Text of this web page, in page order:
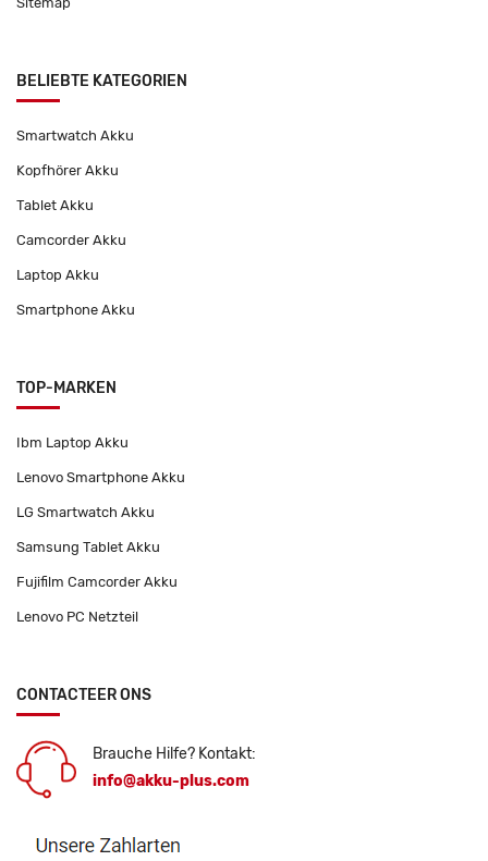
BELIEBTE KATEGORIEN
Smartwatch Akku
Kopfhörer Akku
Tablet Akku
Camcorder Akku
Laptop Akku
Smartphone Akku
TOP-MARKEN
Ibm Laptop Akku
Lenovo Smartphone Akku
LG Smartwatch Akku
Samsung Tablet Akku
Fujifilm Camcorder Akku
Lenovo PC Netzteil
CONTACTEER ONS
Brauche Hilfe? Kontakt:
info@akku-plus.com